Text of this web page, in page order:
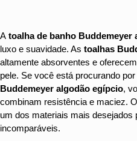
A toalha de banho Buddemeyer
luxo e suavidade. As toalhas
altamente absorventes e
pele. Se você está procurando por
Buddemeyer algodão egípcio,
combinam resistência e maciez. O
um dos materiais mais desejados
incomparáveis.